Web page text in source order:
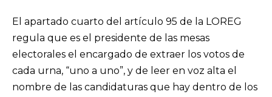
El apartado cuarto del artículo 95 de la LOREG
regula que es el presidente de las mesas
electorales el encargado de extraer los votos de
cada urna, “uno a uno”, y de leer en voz alta el
nombre de las candidaturas que hay dentro de los